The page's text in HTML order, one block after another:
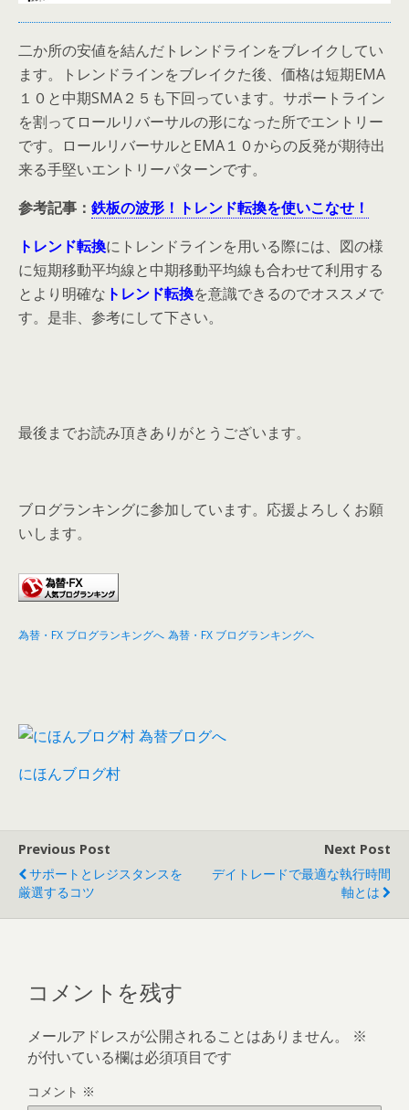
二か所の安値を結んだトレンドラインをブレイクしてい
ます。トレンドラインをブレイクた後、価格は短期EMA
１０と中期SMA２５も下回っています。サポートライン
を割ってロールリバーサルの形になった所でエントリー
です。ロールリバーサルとEMA１０からの反発が期待出
来る手堅いエントリーパターンです。
参考記事： 鉄板の波形！トレンド転換を使いこなせ！
トレンド転換にトレンドラインを用いる際には、図の様
に短期移動平均線と中期移動平均線も合わせて利用する
とより明確な トレンド転換を意識できるのでオススメで
す。是非、参考にして下さい。
最後までお読み頂きありがとうございます。
ブログランキングに参加しています。応援よろしくお願
いします。
為替・FX ブログランキングへ 為替・FX ブログランキングへ
にほんブログ村
Previous Post
サポートとレジスタンスを
厳選するコツ
Next Post
デイトレードで最適な執行時間
軸とは
コメントを残す
メールアドレスが公開されることはありません。
※
が付いている欄は必須項目です
コメント ※